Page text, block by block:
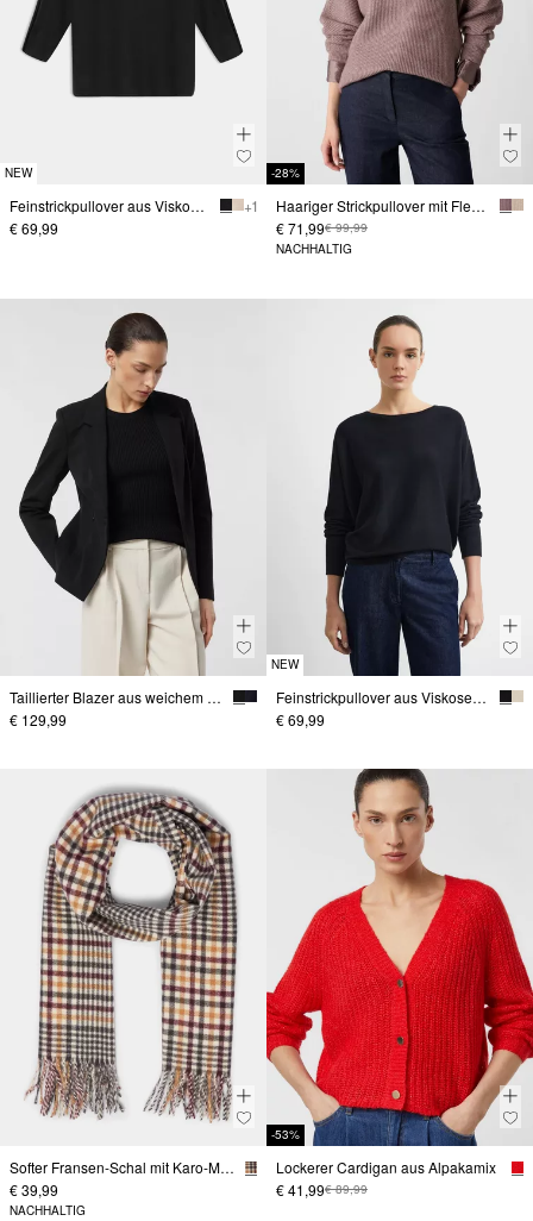
NEW
Feinstrickpullover aus Viskosemix mit Stehkragen
+ 1
€ 69,99
-28%
Haariger Strickpullover mit Fledermausärmeln
€ 71,99€ 99,99
NACHHALTIG
Taillierter Blazer aus weichem Jersey mit Reißverschlusstaschen
€ 129,99
NEW
Feinstrickpullover aus Viskosemix mit Fledermaus-Ärmeln
€ 69,99
Softer Fransen-Schal mit Karo-Muster
€ 39,99
NACHHALTIG
-53%
Lockerer Cardigan aus Alpakamix
€ 41,99€ 89,99